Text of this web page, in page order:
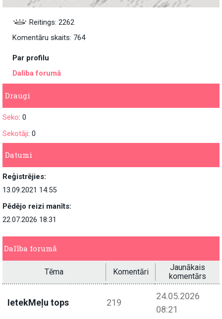
Reitings: 2262
Komentāru skaits: 764
Par profilu
Dalība forumā
Draugi
Seko: 0
Sekotāji: 0
Datumi
Reģistrējies:
13.09.2021 14:55
Pēdējo reizi manīts:
22.07.2026 18:31
Dalība forumā
Tēma Komentāri
Jaunākais
komentārs
IetekMeļu tops 219
24.05.2026
08:21